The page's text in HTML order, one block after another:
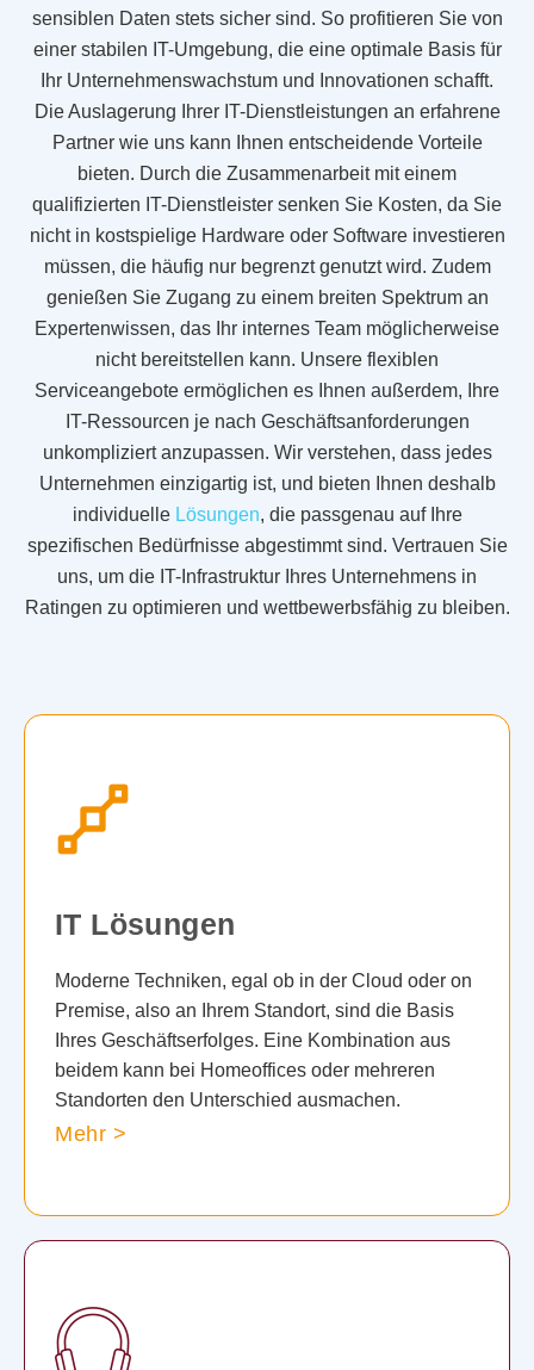
sensiblen Daten stets sicher sind. So profitieren Sie von
einer stabilen IT-Umgebung, die eine optimale Basis für
Ihr Unternehmenswachstum und Innovationen schafft.
Die Auslagerung Ihrer IT-Dienstleistungen an erfahrene
Partner wie uns kann Ihnen entscheidende Vorteile
bieten. Durch die Zusammenarbeit mit einem
qualifizierten IT-Dienstleister senken Sie Kosten, da Sie
nicht in kostspielige Hardware oder Software investieren
müssen, die häufig nur begrenzt genutzt wird. Zudem
genießen Sie Zugang zu einem breiten Spektrum an
Expertenwissen, das Ihr internes Team möglicherweise
nicht bereitstellen kann. Unsere flexiblen
Serviceangebote ermöglichen es Ihnen außerdem, Ihre
IT-Ressourcen je nach Geschäftsanforderungen
unkompliziert anzupassen. Wir verstehen, dass jedes
Unternehmen einzigartig ist, und bieten Ihnen deshalb
individuelle Lösungen, die passgenau auf Ihre
spezifischen Bedürfnisse abgestimmt sind. Vertrauen Sie
uns, um die IT-Infrastruktur Ihres Unternehmens in
Ratingen zu optimieren und wettbewerbsfähig zu bleiben.
IT Lösungen
Moderne Techniken, egal ob in der Cloud oder on
Premise, also an Ihrem Standort, sind die Basis
Ihres Geschäftserfolges. Eine Kombination aus
beidem kann bei Homeoffices oder mehreren
Standorten den Unterschied ausmachen.
Mehr >